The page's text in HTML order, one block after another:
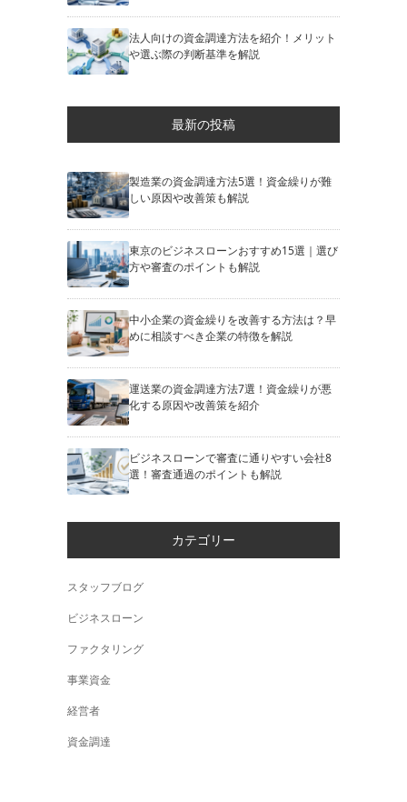
法人向けの資金調達方法を紹介！メリット
や選ぶ際の判断基準を解説
最新の投稿
製造業の資金調達方法5選！資金繰りが難
しい原因や改善策も解説
東京のビジネスローンおすすめ15選｜選び
方や審査のポイントも解説
中小企業の資金繰りを改善する方法は？早
めに相談すべき企業の特徴を解説
運送業の資金調達方法7選！資金繰りが悪
化する原因や改善策を紹介
ビジネスローンで審査に通りやすい会社8
選！審査通過のポイントも解説
カテゴリー
スタッフブログ
ビジネスローン
ファクタリング
事業資金
経営者
資金調達